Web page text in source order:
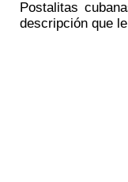
Postalitas
descripción que